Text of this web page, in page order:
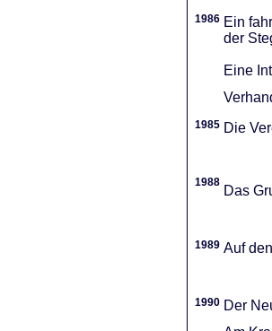
1986 Ein
der
Eine
1985 Die
1988
Das
1989 Auf
1990 Der